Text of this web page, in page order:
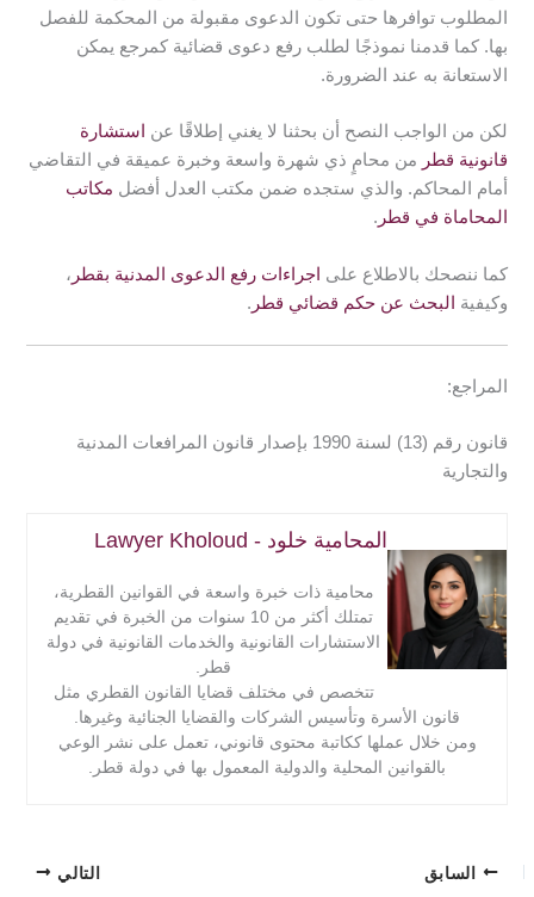
المطلوب توافرها حتى تكون الدعوى مقبولة من المحكمة للفصل
بها. كما قدمنا نموذجًا لطلب رفع دعوى قضائية كمرجع يمكن
الاستعانة به عند الضرورة.
لكن من الواجب النصح أن بحثنا لا يغني إطلاقًا عن
استشارة
قانونية قطر من محامٍ ذي شهرة واسعة وخبرة عميقة في التقاضي
أمام المحاكم. والذي ستجده ضمن مكتب العدل أفضل مكاتب
المحاماة في قطر .
كما ننصحك بالاطلاع على اجراءات رفع الدعوى المدنية بقطر ،
وكيفية البحث عن حكم قضائي قطر .
المراجع:
قانون رقم (13) لسنة 1990 بإصدار قانون المرافعات المدنية
والتجارية
المحامية خلود - Lawyer Kholoud
محامية ذات خبرة واسعة في القوانين القطرية،
تمتلك أكثر من 10 سنوات من الخبرة في تقديم
الاستشارات القانونية والخدمات القانونية في دولة
قطر.
تتخصص في مختلف قضايا القانون القطري مثل
قانون الأسرة وتأسيس الشركات والقضايا الجنائية وغيرها.
ومن خلال عملها ككاتبة محتوى قانوني، تعمل على نشر الوعي
بالقوانين المحلية والدولية المعمول بها في دولة قطر.
السابق التالي